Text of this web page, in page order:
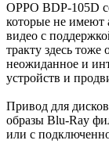
OPPO BDP-105D
которые не имеют
видео с
тракту здесь тоже
неожиданное и
устройств и
Привод для
образы Blu-Ray
или с